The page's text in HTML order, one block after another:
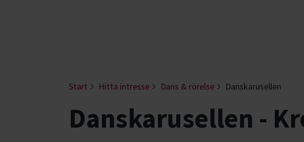
Start Hitta intresse Dans & rörelse Danskarusellen
Danskarusellen -